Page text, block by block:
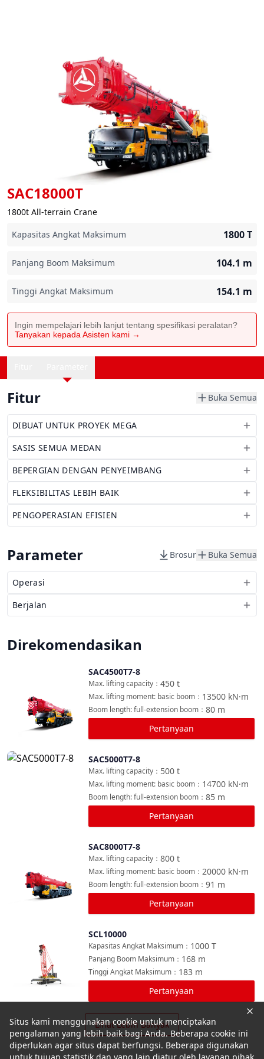
SAC18000T
1800t All-terrain Crane
Kapasitas Angkat Maksimum
1800T
Panjang Boom Maksimum 104.1 m
Tinggi Angkat Maksimum 154.1 m
Ingin mempelajari lebih lanjut tentang spesifikasi peralatan?
Tanyakan kepada Asisten kami →
Fitur Buka Semua
DIBUAT UNTUK PROYEK MEGA
SASIS SEMUA MEDAN
BEPERGIAN DENGAN PENYEIMBANG
FLEKSIBILITAS LEBIH BAIK
PENGOPERASIAN EFISIEN
Parameter Brosur Buka Semua
Operasi
Berjalan
Direkomendasikan
SAC4500T7-8
450 t
Max. lifting capacity ：
13500 kN·m
Max. lifting moment: basic boom ：
80 m
Boom length: full-extension boom ：
Pertanyaan
Bandingkan
SAC5000T7-8
500 t
Max. lifting capacity ：
14700 kN·m
Max. lifting moment: basic boom ：
85 m
Boom length: full-extension boom ：
Pertanyaan
SAC8000T7-8
800 t
Max. lifting capacity ：
20000 kN·m
Max. lifting moment: basic boom ：
91 m
Boom length: full-extension boom ：
Pertanyaan
SCL10000
1000 T
Kapasitas Angkat Maksimum ：
168 m
Panjang Boom Maksimum ：
183 m
Tinggi Angkat Maksimum ：
Pertanyaan
Lihat Lebih Banyak
Situs kami menggunakan cookie untuk menciptakan
pengalaman yang lebih baik bagi Anda. Beberapa cookie ini
diperlukan agar situs dapat berfungsi. Beberapa digunakan